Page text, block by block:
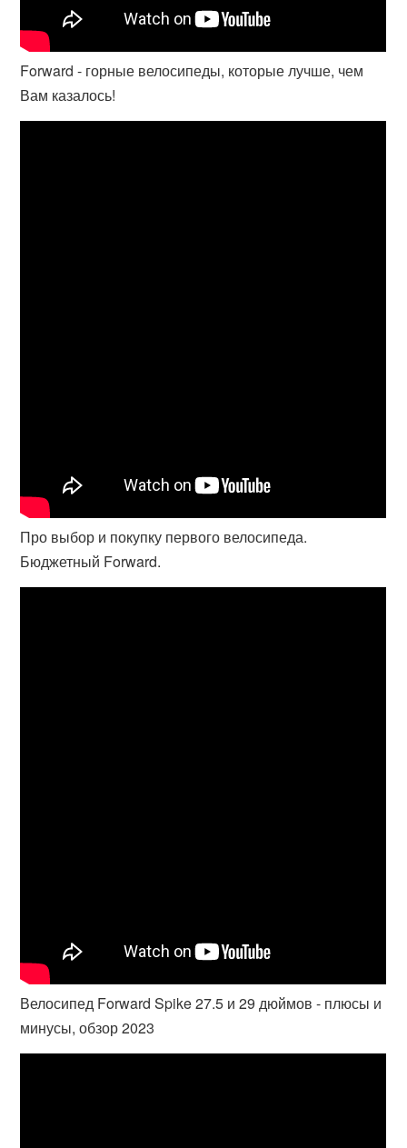
Forward - горные велосипеды, которые лучше, чем
Вам казалось!
Про выбор и покупку первого велосипеда.
Бюджетный Forward.
Велосипед Forward Spike 27.5 и 29 дюймов - плюсы и
минусы, обзор 2023